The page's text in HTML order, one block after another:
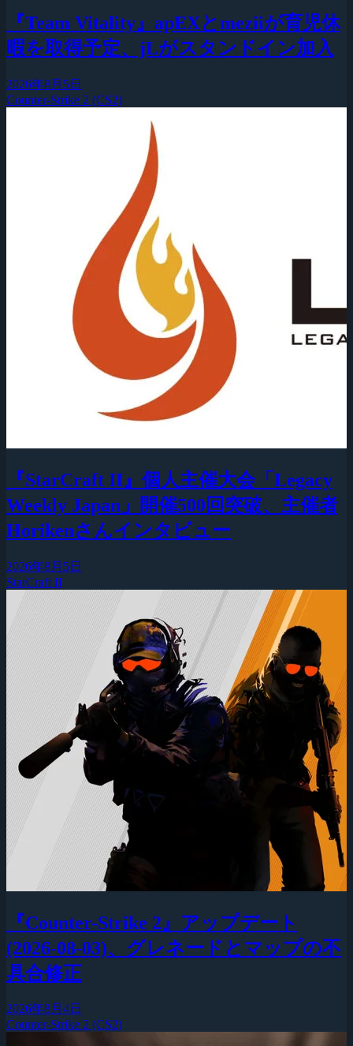
『Team Vitality』apEXとmeziiが育児休
暇を取得予定、jLがスタンドイン加入
2026年8月5日
Counter-Strike 2 (CS2)
『StarCraft II』個人主催大会「Legacy
Weekly Japan」開催500回突破、主催者
Horikenさんインタビュー
2026年8月5日
StarCraft II
『Counter-Strike 2』アップデート
(2026-08-03)、グレネードとマップの不
具合修正
2026年8月4日
Counter-Strike 2 (CS2)